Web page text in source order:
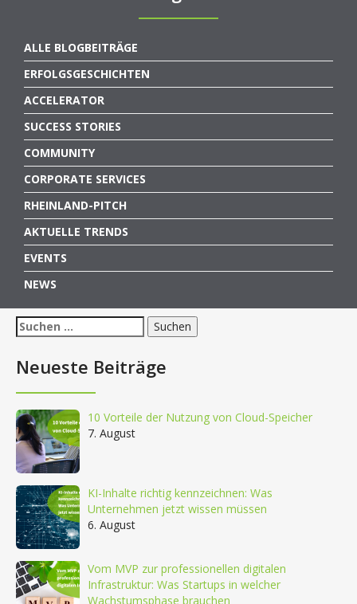
ALLE BLOGBEITRÄGE
ERFOLGSGESCHICHTEN
ACCELERATOR
SUCCESS STORIES
COMMUNITY
CORPORATE SERVICES
RHEINLAND-PITCH
AKTUELLE TRENDS
EVENTS
NEWS
Suchen
nach:
Neueste Beiträge
10 Vorteile der Nutzung von Cloud-Speicher
7. August
KI-Inhalte richtig kennzeichnen: Was
Unternehmen jetzt wissen müssen
6. August
Vom MVP zur professionellen digitalen
Infrastruktur: Was Startups in welcher
Wachstumsphase brauchen